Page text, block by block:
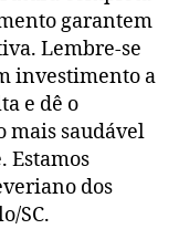
garantem
Lembre-se
investimento a
e dê o
mais saudável
Estamos
dos
SC.